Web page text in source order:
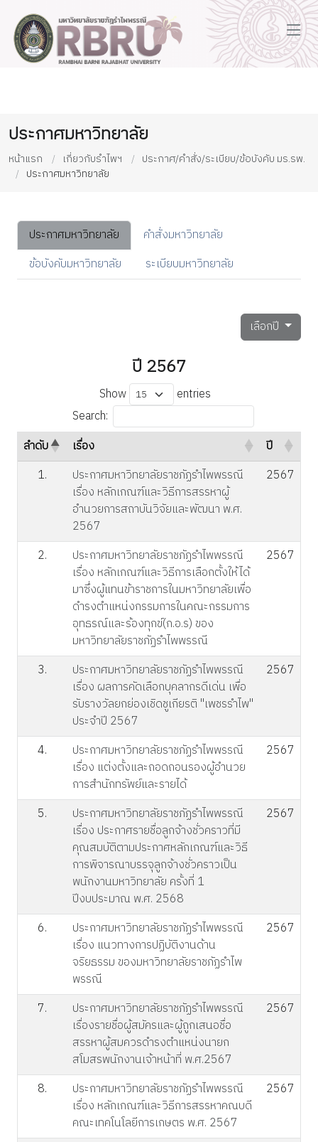
ประกาศมหาวิทยาลัย
หน้าแรก เกี่ยวกับรำไพฯ
ประกาศ/คำสั่ง/ระเบียบ/ข้อบังคับ มร.รพ.
ประกาศมหาวิทยาลัย
ประกาศมหาวิทยาลัย
คำสั่งมหาวิทยาลัย
ข้อบังคับมหาวิทยาลัย
ระเบียบมหาวิทยาลัย
เลือกปี
ปี 2567
Show
entries
Search:
ลำดับ
เรื่อง
ปี
1.
ประกาศมหาวิทยาลัยราชภัฏรำไพพรรณี
เรื่อง หลักเกณฑ์และวิธีการสรรหาผู้
อำนวยการสถาบันวิจัยและพัฒนา พ.ศ.
2567
2567
2.
ประกาศมหาวิทยาลัยราชภัฏรำไพพรรณี
เรื่อง หลักเกณฑ์และวิธีการเลือกตั้งให้ได้
มาซึ่งผู้แทนข้าราชการในมหาวิทยาลัยเพื่อ
ดำรงตำแหน่งกรรมการในคณะกรรมการ
อุทธรณ์และร้องทุกข์(ก.อ.ร) ของ
มหาวิทยาลัยราชภัฏรำไพพรรณี
2567
3.
ประกาศมหาวิทยาลัยราชภัฏรำไพพรรณี
เรื่อง ผลการคัดเลือกบุคลากรดีเด่น เพื่อ
รับรางวัลยกย่องเชิดชูเกียรติ "เพชรรำไพ"
ประจำปี 2567
2567
4.
ประกาศมหาวิทยาลัยราชภัฏรำไพพรรณี
เรื่อง แต่งตั้งและถอดถอนรองผู้อำนวย
การสำนักทรัพย์และรายได้
2567
5.
ประกาศมหาวิทยาลัยราชภัฏรำไพพรรณี
เรื่อง ประกาศรายชื่อลูกจ้างชั่วคราวที่มี
คุณสมบัติตามประกาศหลักเกณฑ์และวิธี
การพิจารณาบรรจุลูกจ้างชั่วคราวเป็น
พนักงานมหาวิทยาลัย ครั้งที่ 1
ปีงบประมาณ พ.ศ. 2568
2567
6.
ประกาศมหาวิทยาลัยราชภัฏรำไพพรรณี
เรื่อง แนวทางการปฏิบัติงานด้าน
จริยธรรม ของมหาวิทยาลัยราชภัฏรำไพ
พรรณี
2567
7.
ประกาศมหาวิทยาลัยราชภัฏรำไพพรรณี
เรื่องรายชื่อผู้สมัครและผู้ถูกเสนอชื่อ
สรรหาผู้สมควรดำรงตำแหน่งนายก
สโมสรพนักงานเจ้าหน้าที่ พ.ศ.2567
2567
8.
ประกาศมหาวิทยาลัยราชภัฏรำไพพรรณี
เรื่อง หลักเกณฑ์และวิธีการสรรหาคณบดี
คณะเทคโนโลยีการเกษตร พ.ศ. 2567
2567